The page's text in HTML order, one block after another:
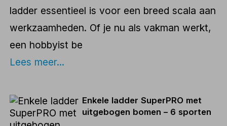
ladder essentieel is voor een breed scala aan
werkzaamheden. Of je nu als vakman werkt,
een hobbyist be
Lees meer...
Enkele ladder SuperPRO met
uitgebogen bomen – 6 sporten